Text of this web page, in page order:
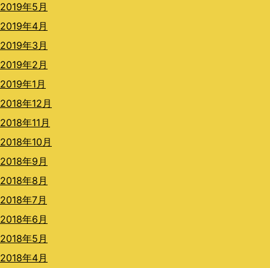
2019年5月
2019年4月
2019年3月
2019年2月
2019年1月
2018年12月
2018年11月
2018年10月
2018年9月
2018年8月
2018年7月
2018年6月
2018年5月
2018年4月